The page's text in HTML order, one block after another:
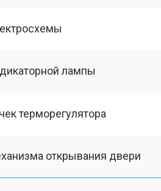
лампы
терморегулятора
открывания двери